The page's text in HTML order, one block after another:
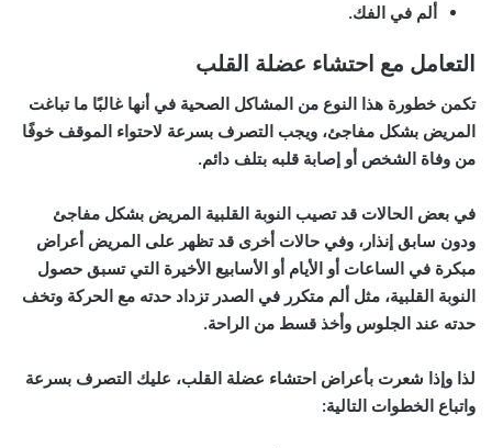
ألم في الفك.
التعامل مع احتشاء عضلة القلب
تكمن خطورة هذا النوع من المشاكل الصحية في أنها غالبًا ما تباغت
المريض بشكل مفاجئ، ويجب التصرف بسرعة لاحتواء الموقف خوفًا
من وفاة الشخص أو إصابة قلبه بتلف دائم.
في بعض الحالات قد تصيب النوبة القلبية المريض بشكل مفاجئ
ودون سابق إنذار، وفي حالات أخرى قد تظهر على المريض أعراض
مبكرة في الساعات أو الأيام أو الأسابيع الأخيرة التي تسبق حصول
النوبة القلبية، مثل ألم متكرر في الصدر تزداد حدته مع الحركة وتخف
حدته عند الجلوس وأخذ قسط من الراحة.
لذا وإذا شعرت بأعراض احتشاء عضلة القلب، عليك التصرف بسرعة
واتباع الخطوات التالية: